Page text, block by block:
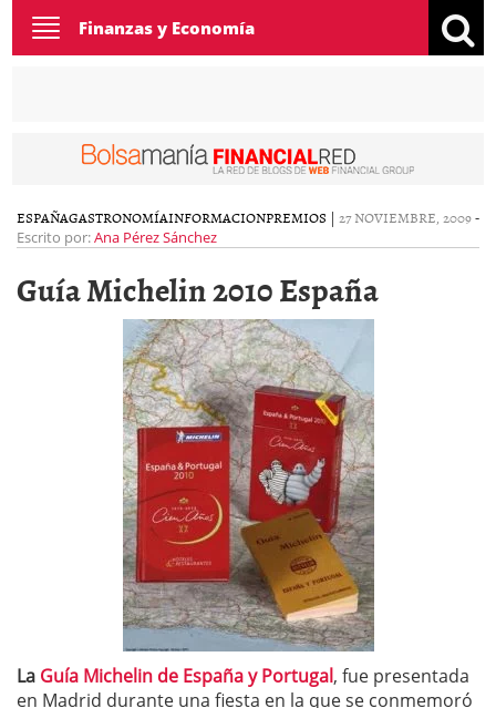
Toggle
navigation
Finanzas y Economía
ESPAÑAGASTRONOMÍAINFORMACIONPREMIOS | 27 NOVIEMBRE, 2009-
Escrito por:Ana Pérez Sánchez
Guía Michelin 2010 España
La Guía Michelin de España y Portugal, fue presentada
en Madrid durante una fiesta en la que se conmemoró